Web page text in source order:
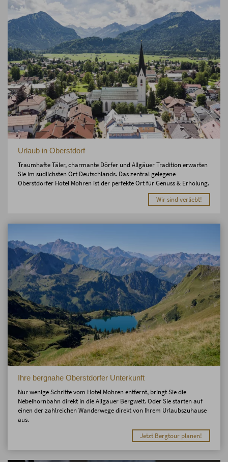
Urlaub in Oberstdorf
Traumhafte Täler, charmante Dörfer und Allgäuer Tradition erwarten
Sie im südlichsten Ort Deutschlands. Das zentral gelegene
Oberstdorfer Hotel Mohren ist der perfekte Ort für Genuss & Erholung.
Wir sind verliebt!
Ihre bergnahe Oberstdorfer Unterkunft
Nur wenige Schritte vom Hotel Mohren entfernt, bringt Sie die
Nebelhornbahn direkt in die Allgäuer Bergwelt. Oder Sie starten auf
einen der zahlreichen Wanderwege direkt von Ihrem Urlaubszuhause
aus.
Jetzt Bergtour planen!